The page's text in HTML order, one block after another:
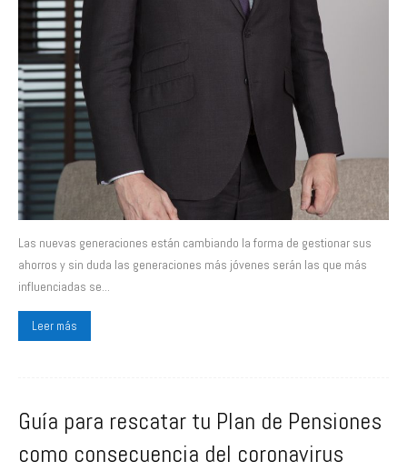
Las nuevas generaciones están cambiando la forma de gestionar sus
ahorros y sin duda las generaciones más jóvenes serán las que más
influenciadas se...
Leer más
Guía para rescatar tu Plan de Pensiones
como consecuencia del coronavirus